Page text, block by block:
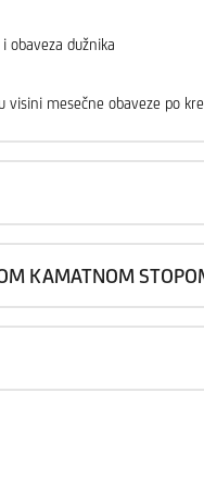
obaveza dužnika
mesečne obaveze po
KAMATNOM